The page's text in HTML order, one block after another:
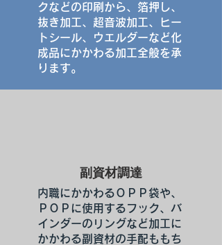
クなどの印刷から、箔押し、
抜き加工、超音波加工、ヒー
トシール、ウエルダーなど化
成品にかかわる加工全般を承
ります。
副資材調達
内職にかかわるＯＰＰ袋や、
ＰＯＰに使用するフック、バ
インダーのリングなど加工に
かかわる副資材の手配ももち